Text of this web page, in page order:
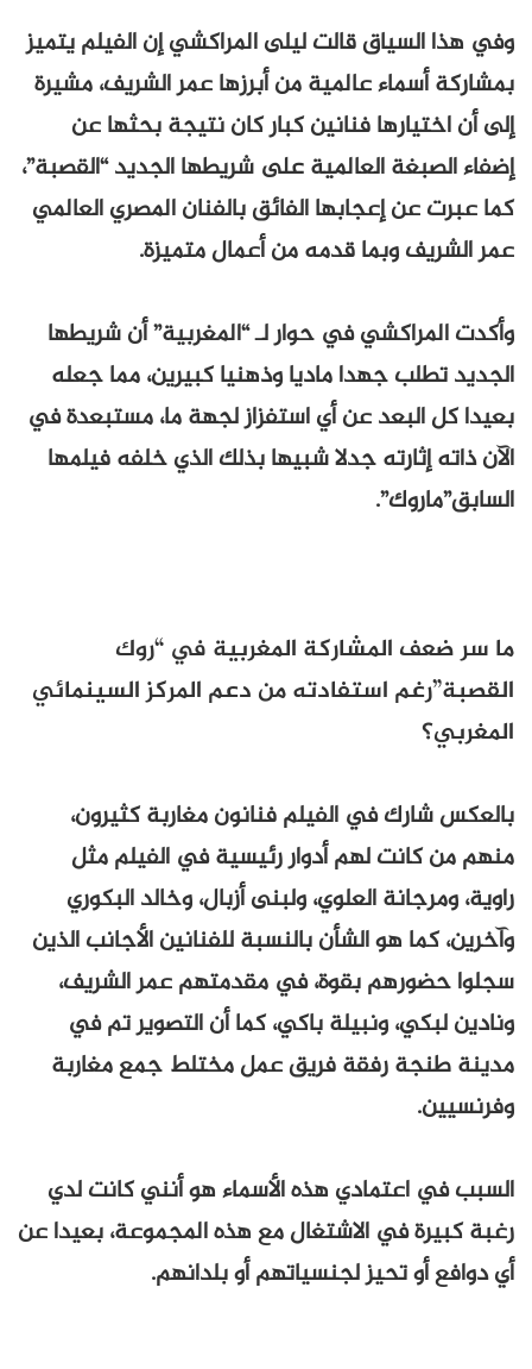
وفي هذا السياق قالت ليلى المراكشي إن الفيلم يتميز
بمشاركة أسماء عالمية من أبرزها عمر الشريف، مشيرة
إلى أن اختيارها فنانين كبار كان نتيجة بحثها عن
إضفاء الصبغة العالمية على شريطها الجديد “القصبة”،
كما عبرت عن إعجابها الفائق بالفنان المصري العالمي
عمر الشريف وبما قدمه من أعمال متميزة.
وأكدت المراكشي في حوار لـ “المغربية” أن شريطها
الجديد تطلب جهدا ماديا وذهنيا كبيرين، مما جعله
بعيدا كل البعد عن أي استفزاز لجهة ما، مستبعدة في
الآن ذاته إثارته جدلا شبيها بذلك الذي خلفه فيلمها
السابق”ماروك”.
ما سر ضعف المشاركة المغربية في “روك
القصبة”رغم استفادته من دعم المركز السينمائي
المغربي؟
بالعكس شارك في الفيلم فنانون مغاربة كثيرون،
منهم من كانت لهم أدوار رئيسية في الفيلم مثل
راوية، ومرجانة العلوي، ولبنى أزبال، وخالد البكوري
وآخرين، كما هو الشأن بالنسبة للفنانين الأجانب الذين
سجلوا حضورهم بقوة، في مقدمتهم عمر الشريف،
ونادين لبكي، ونبيلة باكي، كما أن التصوير تم في
مدينة طنجة رفقة فريق عمل مختلط جمع مغاربة
وفرنسيين.
السبب في اعتمادي هذه الأسماء هو أنني كانت لدي
رغبة كبيرة في الاشتغال مع هذه المجموعة، بعيدا عن
أي دوافع أو تحيز لجنسياتهم أو بلدانهم.